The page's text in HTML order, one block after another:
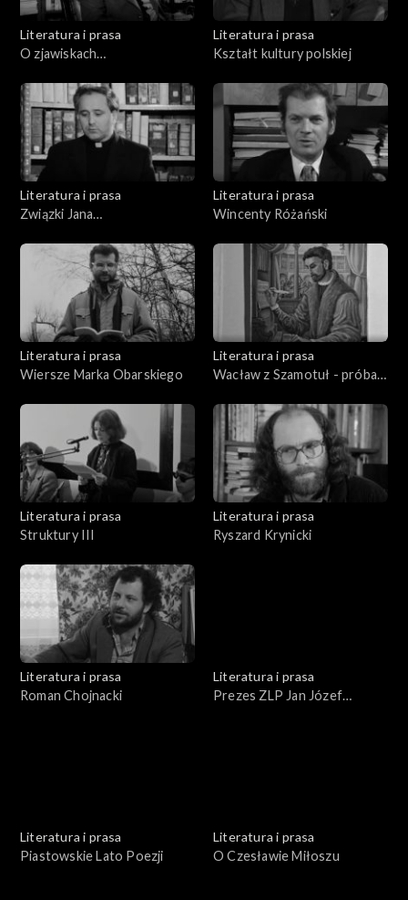
Literatura i prasa
O zjawiskach
Literatura i prasa
Kształt kultury polskiej
Literatura i prasa
Związki Jana
Poznaniem
Literatura i prasa
Wincenty Różański
Literatura i prasa
Wiersze Marka Obarskiego
Literatura i prasa
Wacław z Szamotuł - próba
Literatura i prasa
Struktury III
Literatura i prasa
Ryszard Krynicki
Literatura i prasa
Roman Chojnacki
Literatura i prasa
Prezes ZLP Jan Józef
Literatura i prasa
Piastowskie Lato Poezji
Literatura i prasa
O Czesławie Miłoszu